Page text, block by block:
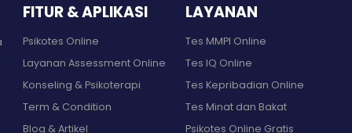
FITUR & APLIKASI
Psikotes Online
Layanan Assessment Online
Konseling & Psikoterapi
Term & Condition
Blog & Artikel
LAYANAN
Tes MMPI Online
Tes IQ Online
Tes Kepribadian Online
Tes Minat dan Bakat
Psikotes Online Gratis